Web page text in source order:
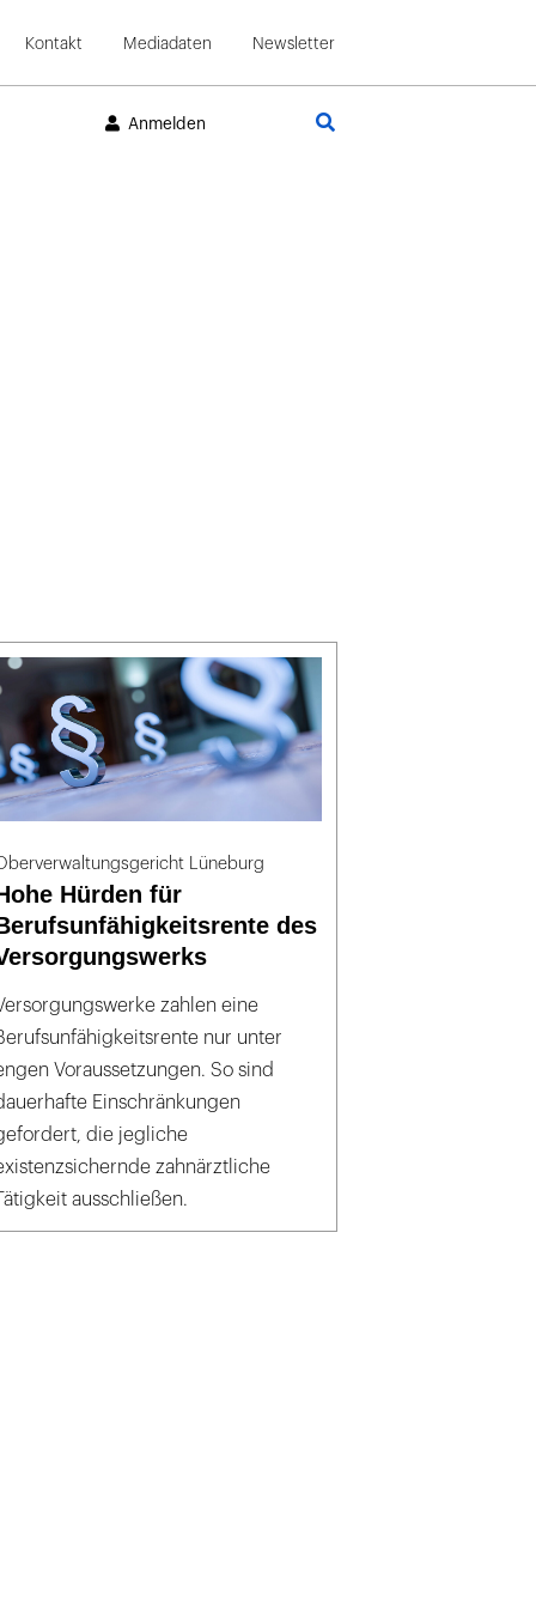
Kontakt Mediadaten Newsletter
Anmelden
Lüneburg
Hürden für
des
zahlen eine
nur unter
Voraussetzungen. So sind
Einschränkungen
die jegliche
zahnärztliche
ausschließen.